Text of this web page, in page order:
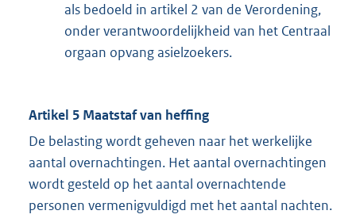
als bedoeld in artikel 2 van de Verordening,
onder verantwoordelijkheid van het Centraal
orgaan opvang asielzoekers.
Artikel 5 Maatstaf van heffing
De belasting wordt geheven naar het werkelijke
aantal overnachtingen. Het aantal overnachtingen
wordt gesteld op het aantal overnachtende
personen vermenigvuldigd met het aantal nachten.